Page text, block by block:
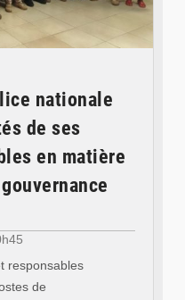
nationale
de ses
en matière
responsables
de